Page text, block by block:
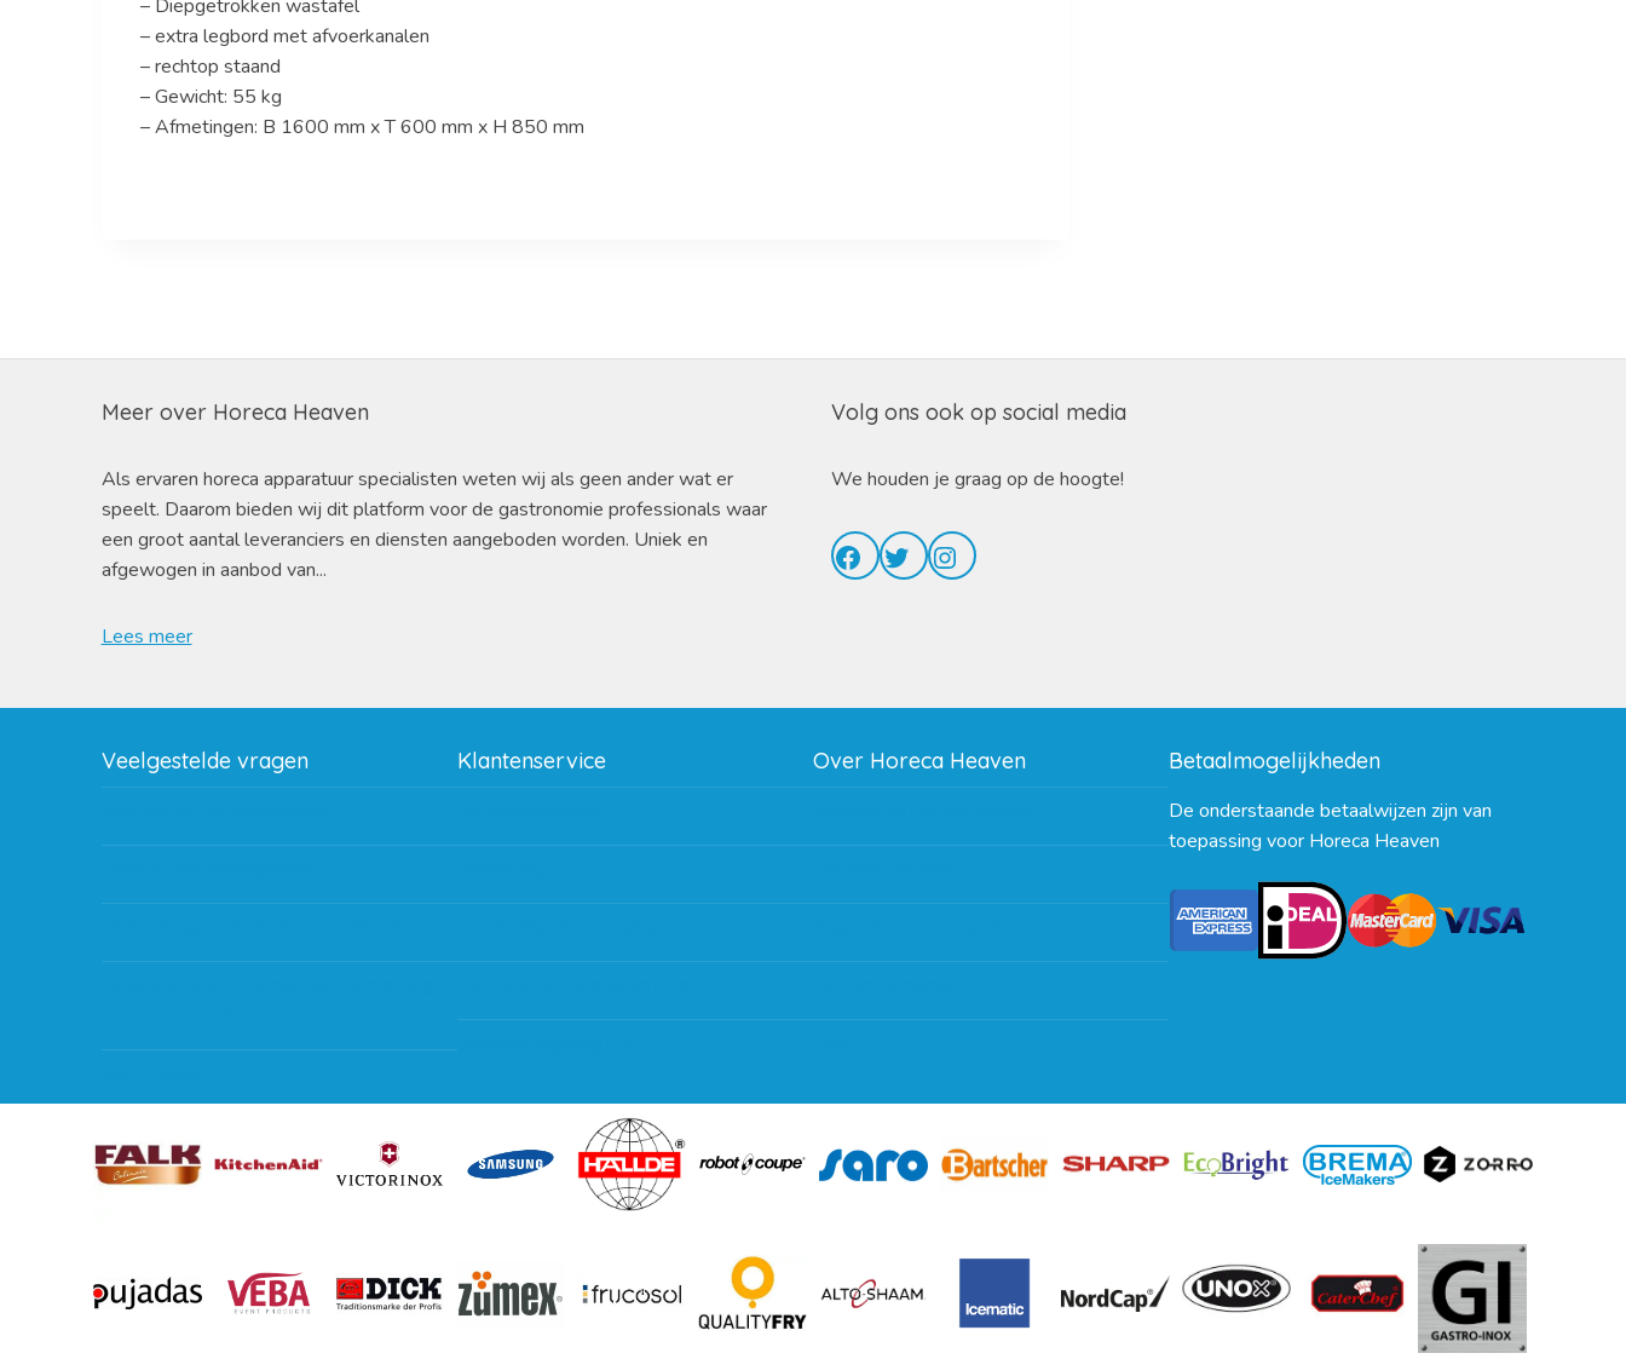
– Diepgetrokken wastafel
– extra legbord met afvoerkanalen
– rechtop staand
– Gewicht: 55 kg
– Afmetingen: B 1600 mm x T 600 mm x H 850 mm
Meer over Horeca Heaven
Als ervaren horeca apparatuur specialisten weten wij als geen ander wat er
speelt. Daarom bieden wij dit platform voor de gastronomie professionals waar
een groot aantal leveranciers en diensten aangeboden worden. Uniek en
afgewogen in aanbod van...
Lees meer
Volg ons ook op social media
We houden je graag op de hoogte!
Facebook
TwitterInstagram
Veelgestelde vragen Klantenservice
Subsidie regeling EIA 2020
Over Horeca Heaven Betaalmogelijkheden
De onderstaande betaalwijzen zijn van
toepassing voor Horeca Heaven